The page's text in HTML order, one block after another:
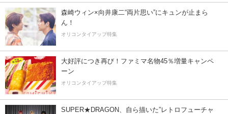
森崎ウィン×向井康二“両片思い”にキュンが止まら
ん！
オリコンタイアップ特集
大好評につき再び！ファミマ名物45％増量キャンペ
ーン
オリコンタイアップ特集
SUPER★DRAGON、自ら描いた”レトロフューチャ